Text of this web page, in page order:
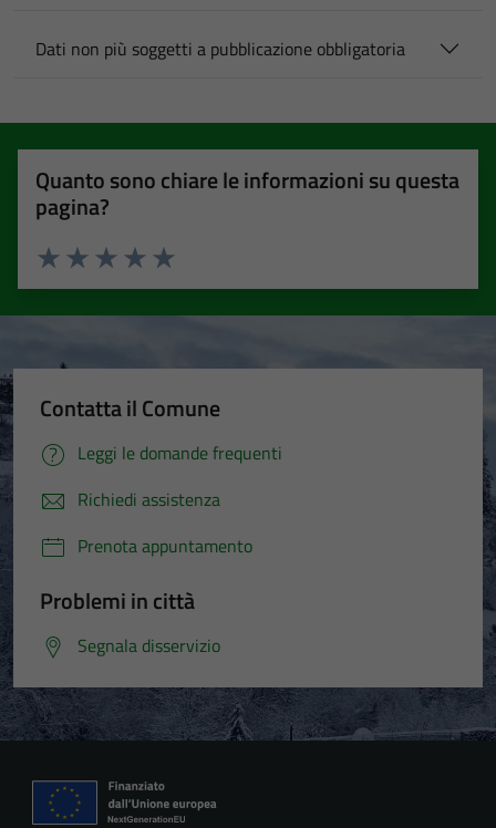
Dati non più soggetti a pubblicazione obbligatoria
Quanto sono chiare le informazioni su questa
pagina?
Valuta 5 stelle su 5
Valuta 4 stelle su 5
Valuta 3 stelle su 5
Valuta 2 stelle su 5
Valuta 1 stelle su 5
Contatta il Comune
Leggi le domande frequenti
Richiedi assistenza
Prenota appuntamento
Problemi in città
Segnala disservizio